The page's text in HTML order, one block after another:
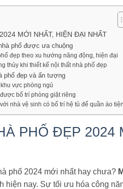
MỚI NHẤT, HIỆN ĐẠI NHẤT
phố được ưa chuộng
đẹp theo xu hướng năng động, hiện đại
thủy khi thiết kế nội thất nhà phố đẹp
phố đẹp và ấn tượng
vực phòng ngủ
bố trí phòng giặt riêng
nhà vệ sinh có bố trí hệ tủ để quần áo
PHỐ ĐẸP 2024
phố 2024 mới nhất hay chưa?
hiện nay. Sự tối ưu hóa công